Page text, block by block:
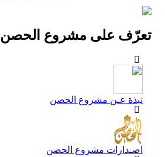
تعرّف على مشروع الحصن
نبذة عـن مشروع الحصن
اصـدارات مشروع الحصن